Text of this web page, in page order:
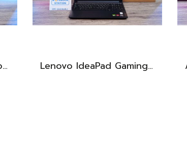
Asus Vivobook S 14 Flip OLED ทัชกรีนหมุนจอ360องศา Ryzen7-7730U Ram24 SSD512GB จอ14 2.8K OLED 90Hz จอภาพสวยคมชัดมาก ดีไซน์สวยทันสมัย ราคา 18,990.- Lenovo IdeaPad Gaming 3 Ryzen5-5500H RAM16 RTX2050(4GB) 512GB M.2 จอ15.6 FHD 144Hz สเปคเกมมิ่ง คีย์บอร์ดไฟสีRGB เครื่องพร้อมใช้งาน ราคาเพียง 16,900.-